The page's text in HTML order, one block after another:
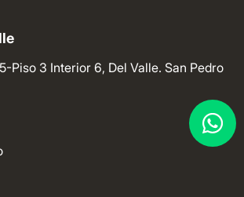
Piso 3 Interior 6, Del Valle. San Pedro